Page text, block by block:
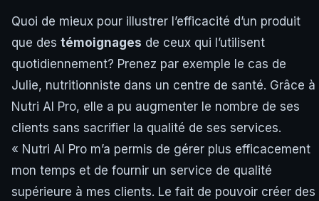
Quoi de mieux pour illustrer l’efficacité d’un produit
que des témoignages de ceux qui l’utilisent
quotidiennement? Prenez par exemple le cas de
Julie, nutritionniste dans un centre de santé. Grâce à
Nutri AI Pro, elle a pu augmenter le nombre de ses
clients sans sacrifier la qualité de ses services.
« Nutri AI Pro m’a permis de gérer plus efficacement
mon temps et de fournir un service de qualité
supérieure à mes clients. Le fait de pouvoir créer des